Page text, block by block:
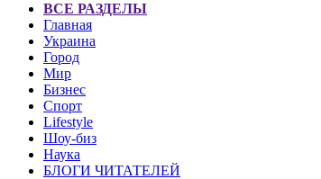
ВСЕ РАЗДЕЛЫ
Главная
Украина
Город
Мир
Бизнес
Спорт
Lifestyle
Шоу-биз
Наука
БЛОГИ ЧИТАТЕЛЕЙ